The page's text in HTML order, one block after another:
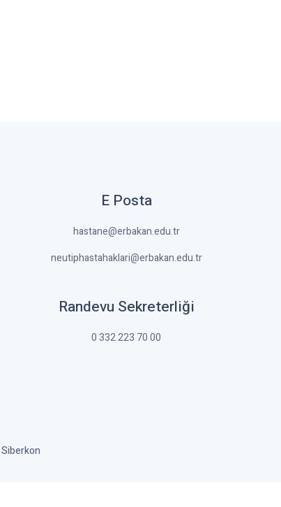
E Posta
hastane@erbakan.edu.tr
neutiphastahaklari@erbakan.edu.tr
Randevu Sekreterliği
0 332 223 70 00
Siberkon